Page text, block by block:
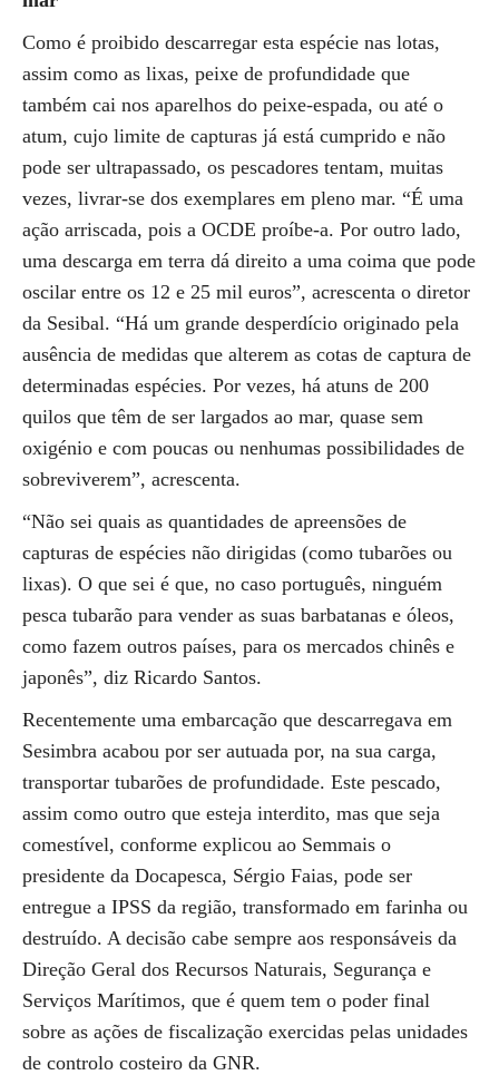
Como é proibido descarregar esta espécie nas lotas,
assim como as lixas, peixe de profundidade que
também cai nos aparelhos do peixe-espada, ou até o
atum, cujo limite de capturas já está cumprido e não
pode ser ultrapassado, os pescadores tentam, muitas
vezes, livrar-se dos exemplares em pleno mar. “É uma
ação arriscada, pois a OCDE proíbe-a. Por outro lado,
uma descarga em terra dá direito a uma coima que pode
oscilar entre os 12 e 25 mil euros”, acrescenta o diretor
da Sesibal. “Há um grande desperdício originado pela
ausência de medidas que alterem as cotas de captura de
determinadas espécies. Por vezes, há atuns de 200
quilos que têm de ser largados ao mar, quase sem
oxigénio e com poucas ou nenhumas possibilidades de
sobreviverem”, acrescenta.
“Não sei quais as quantidades de apreensões de
capturas de espécies não dirigidas (como tubarões ou
lixas). O que sei é que, no caso português, ninguém
pesca tubarão para vender as suas barbatanas e óleos,
como fazem outros países, para os mercados chinês e
japonês”, diz Ricardo Santos.
Recentemente uma embarcação que descarregava em
Sesimbra acabou por ser autuada por, na sua carga,
transportar tubarões de profundidade. Este pescado,
assim como outro que esteja interdito, mas que seja
comestível, conforme explicou ao Semmais o
presidente da Docapesca, Sérgio Faias, pode ser
entregue a IPSS da região, transformado em farinha ou
destruído. A decisão cabe sempre aos responsáveis da
Direção Geral dos Recursos Naturais, Segurança e
Serviços Marítimos, que é quem tem o poder final
sobre as ações de fiscalização exercidas pelas unidades
de controlo costeiro da GNR.